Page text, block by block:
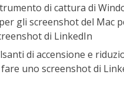
di cattura di
gli screenshot del Mac
di LinkedIn
di accensione e
uno screenshot di